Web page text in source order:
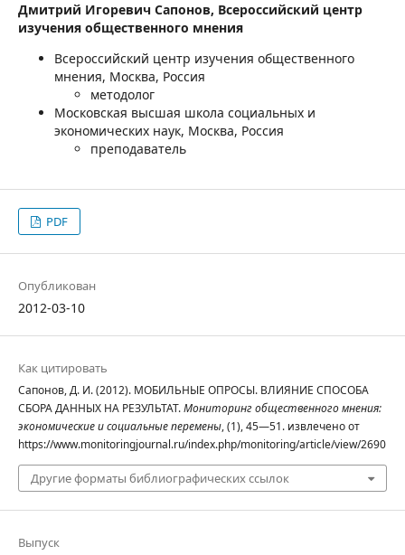
Дмитрий Игоревич Сапонов, Всероссийский центр
изучения общественного мнения
Всероссийский центр изучения общественного
мнения, Москва, Россия
методолог
Московская высшая школа социальных и
экономических наук, Москва, Россия
преподаватель
PDF
Опубликован
2012-03-10
Как цитировать
Сапонов, Д. И. (2012). МОБИЛЬНЫЕ ОПРОСЫ. ВЛИЯНИЕ СПОСОБА
СБОРА ДАННЫХ НА РЕЗУЛЬТАТ.Мониторинг общественного мнения:
экономические и социальные перемены, (1), 45—51. извлечено от
https://www.monitoringjournal.ru/index.php/monitoring/article/view/2690
Другие форматы библиографических ссылок
Выпуск